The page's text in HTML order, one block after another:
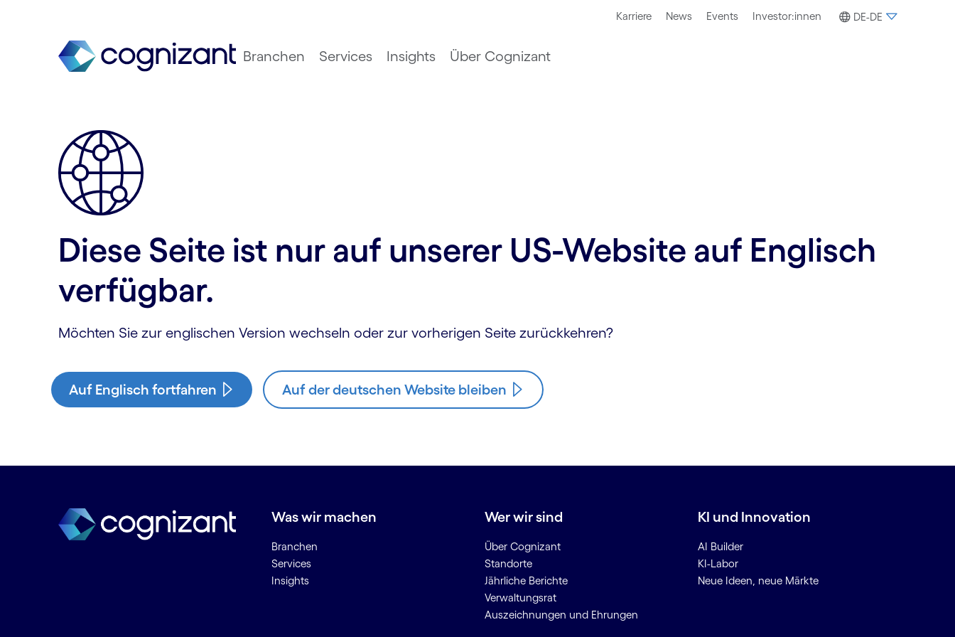
Karriere News Events Investor:innen DE-DE
Branchen Services Insights Über Cognizant
Diese Seite ist nur auf unserer US-Website auf Englisch
verfügbar.
Möchten Sie zur englischen Version wechseln oder zur vorherigen Seite zurückkehren?
Auf Englisch fortfahren Auf der deutschen Website bleiben
Was wir machen
Branchen
Services
Insights
Wer wir sind
Über Cognizant
Standorte
Jährliche Berichte
Verwaltungsrat
Auszeichnungen und Ehrungen
KI und Innovation
AI Builder
KI-Labor
Neue Ideen, neue Märkte